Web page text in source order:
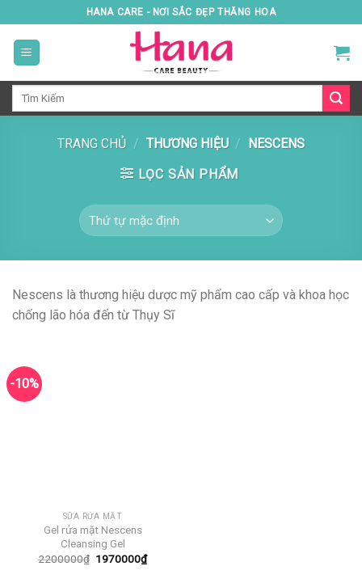
to
content
HANA CARE - NƠI SẮC ĐẸP THĂNG HOA
Tìm
TRANG CHỦ / THƯƠNG HIỆU /
NESCENS
LỌC SẢN PHẨM
Nescens là thương hiệu dược mỹ phẩm cao cấp và khoa học
chống lão hóa đến từ Thụy Sĩ
-10%
SỮA RỬA MẶT
Gel rửa mặt Nescens
Cleansing Gel
2200000₫ Giá
1970000₫Giá
hiện